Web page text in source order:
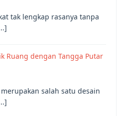
tak lengkap rasanya tanpa
Ruang dengan Tangga Putar
salah satu desain